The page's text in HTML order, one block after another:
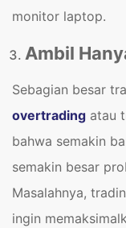
monitor laptop.
Ambil
Sebagian besar
overtrading atau
bahwa semakin
semakin besar
Masalahnya,
ingin